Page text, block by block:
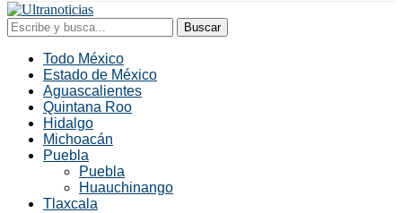
Buscar
Todo México
Estado de México
Aguascalientes
Quintana Roo
Hidalgo
Michoacán
Puebla
Puebla
Huauchinango
Tlaxcala